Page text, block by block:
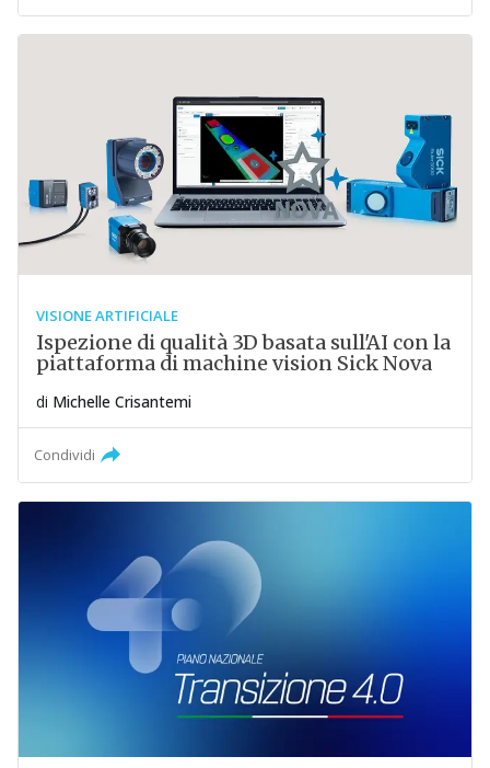
VISIONE ARTIFICIALE
Ispezione di qualità 3D basata sull'AI con la
piattaforma di machine vision Sick Nova
di Michelle Crisantemi
Condividi